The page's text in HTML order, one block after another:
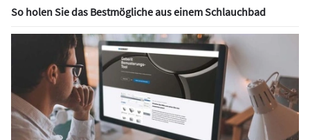
So holen Sie das Bestmögliche aus einem Schlauchbad